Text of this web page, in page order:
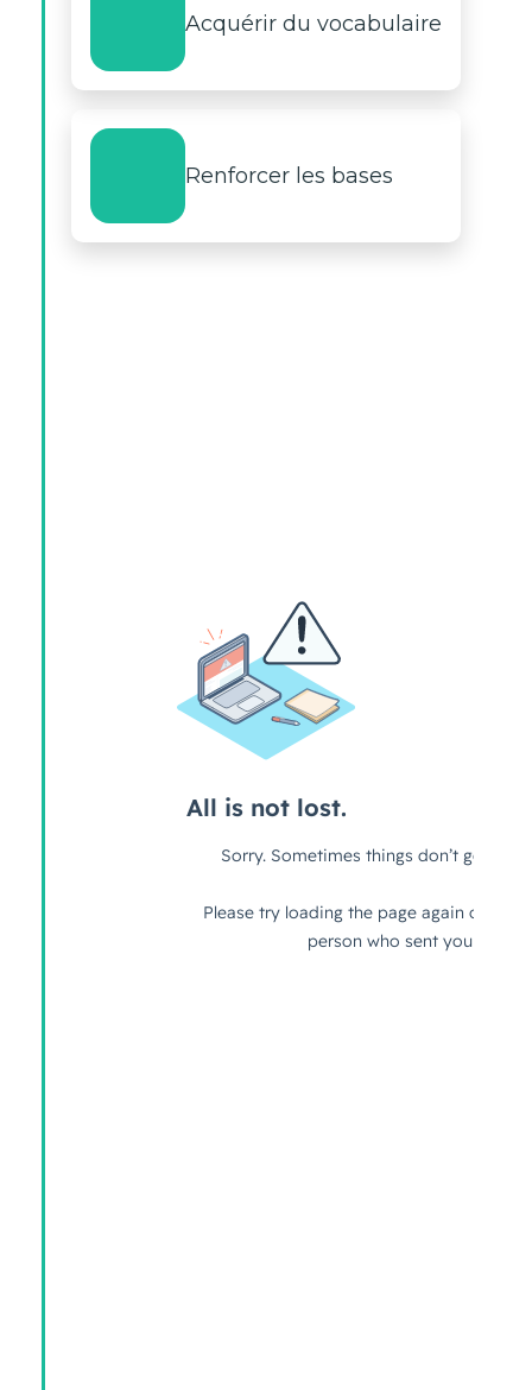
Acquérir du vocabulaire
Renforcer les bases